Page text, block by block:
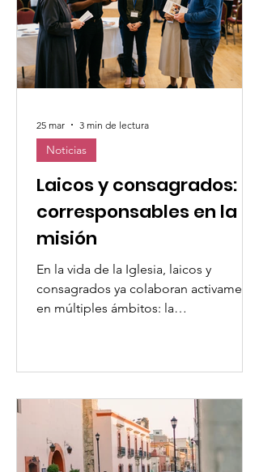
Laicos y consagrados:
corresponsables en la
misión
En la vida de la Iglesia, laicos y
consagrados ya colaboran activamente
en múltiples ámbitos: la
embargo, sigue siendo clave
profundizar en cómo estas dos
vocaciones se complementan y cómo
pueden caminar juntas de manera más
Noticias
25 mar 3 min de lectura